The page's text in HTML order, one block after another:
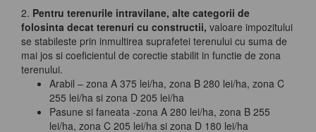
2. Pentru terenurile intravilane, alte categorii de
folosinta decat terenuri cu constructii, valoare impozitului
se stabileste prin inmultirea suprafetei terenului cu suma de
mai jos si coeficientul de corectie stabilit in functie de zona
terenului.
Arabil – zona A 375 lei/ha, zona B 280 lei/ha, zona C
255 lei/ha si zona D 205 lei/ha
Pasune si faneata -zona A 280 lei/ha, zona B 255
lei/ha, zona C 205 lei/ha si zona D 180 lei/ha